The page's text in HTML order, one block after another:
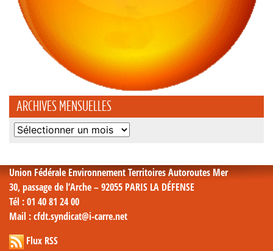
ARCHIVES MENSUELLES
Archives
Union Fédérale Environnement Territoires Autoroutes Mer
30, passage de l’Arche – 92055 PARIS LA DÉFENSE
Tél : 01 40 81 24 00
Mail : cfdt.syndicat@i-carre.net
Flux RSS